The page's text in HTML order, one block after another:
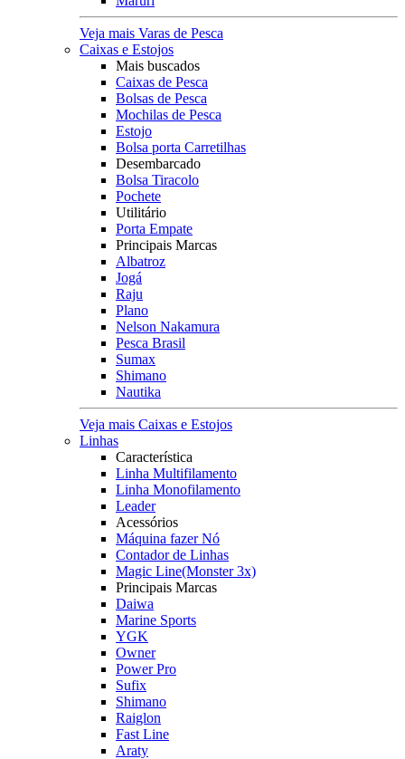
Veja mais Varas de Pesca
Caixas e Estojos
Mais buscados
Caixas de Pesca
Bolsas de Pesca
Mochilas de Pesca
Estojo
Bolsa porta Carretilhas
Desembarcado
Bolsa Tiracolo
Pochete
Utilitário
Porta Empate
Principais Marcas
Albatroz
Jogá
Raju
Plano
Nelson Nakamura
Pesca Brasil
Sumax
Shimano
Nautika
Veja mais Caixas e Estojos
Linhas
Característica
Linha Multifilamento
Linha Monofilamento
Leader
Acessórios
Máquina fazer Nó
Contador de Linhas
Magic Line(Monster 3x)
Principais Marcas
Daiwa
Marine Sports
YGK
Owner
Power Pro
Sufix
Shimano
Raiglon
Fast Line
Araty